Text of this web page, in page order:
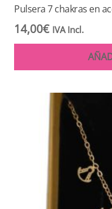
Pulsera 7 chakras en
14,00€ IVA Incl.